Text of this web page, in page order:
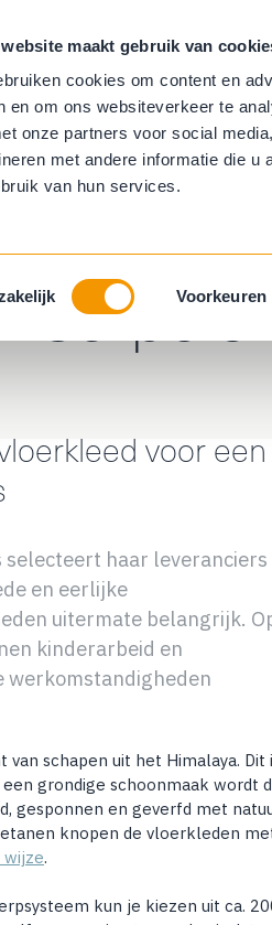
maakt gebruik van
cookies om content en
en om ons websiteverkeer te
onze partners voor social
met andere informatie die u
van hun services.
Voorkeuren
Buitenzonwering
Carpets
voor een
selecteert haar
en eerlijke
uitermate belangrijk.
kinderarbeid en
werkomstandigheden
schapen uit het Himalaya. Dit
grondige schoonmaak wordt
gesponnen en geverfd met
knopen de vloerkleden
.
kun je kiezen uit ca.